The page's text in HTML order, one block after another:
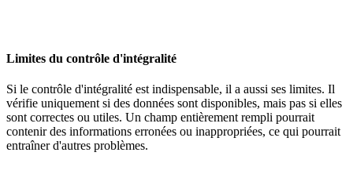
Limites du contrôle d'intégralité
Si le contrôle d'intégralité est indispensable, il a aussi ses limites. Il
vérifie uniquement si des données sont disponibles, mais pas si elles
sont correctes ou utiles. Un champ entièrement rempli pourrait
contenir des informations erronées ou inappropriées, ce qui pourrait
entraîner d'autres problèmes.